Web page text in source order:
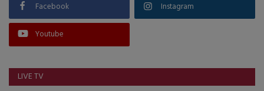
Facebook Instagram
Youtube
LIVE TV